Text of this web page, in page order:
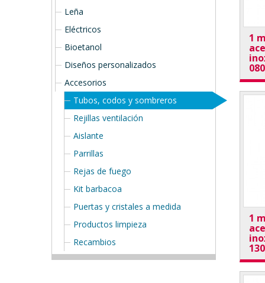
Leña
Eléctricos
Bioetanol
Diseños personalizados
Accesorios
Tubos, codos y sombreros
Rejillas ventilación
Aislante
Parrillas
Rejas de fuego
Kit barbacoa
Puertas y cristales a medida
Productos limpieza
Recambios
1
1